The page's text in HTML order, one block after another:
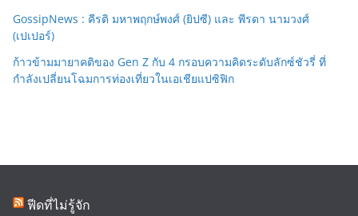
GossipNews : คีรติ มหาพฤกษ์พงศ์ (ยิปซี) และ พีรดา นามวงศ์
(เปเปอร์)
ก้าวข้ามมายาคติของ Gen Z กับ 4 กรอบความคิดระดับลักซ์ชัวรี่ ที่
กำลังเปลี่ยนโฉมการท่องเที่ยวในเอเชียแปซิฟิก
ฟีดที่ไม่รู้จัก